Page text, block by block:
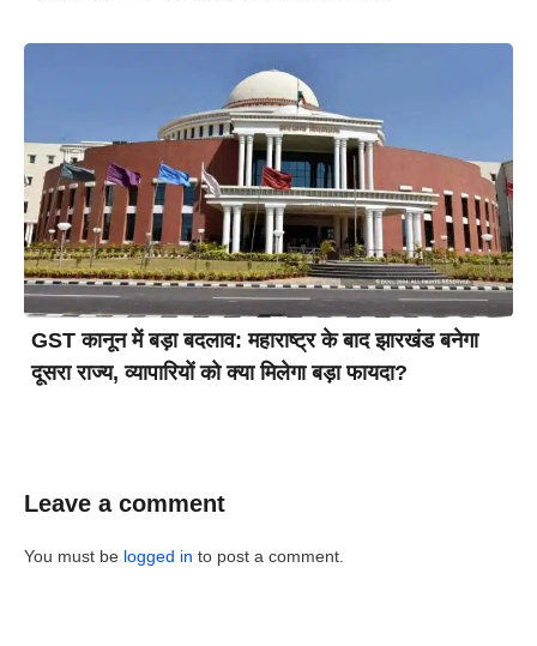
GST कानून में बड़ा बदलाव: महाराष्ट्र के बाद झारखंड बनेगा
दूसरा राज्य, व्यापारियों को क्या मिलेगा बड़ा फायदा?
Leave a comment
You must be logged in to post a comment.